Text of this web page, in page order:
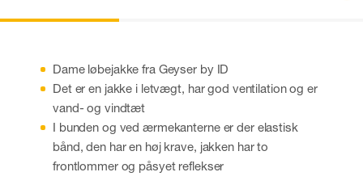
Dame løbejakke fra Geyser by ID
Det er en jakke i letvægt, har god ventilation og er
vand- og vindtæt
I bunden og ved ærmekanterne er der elastisk
bånd, den har en høj krave, jakken har to
frontlommer og påsyet reflekser